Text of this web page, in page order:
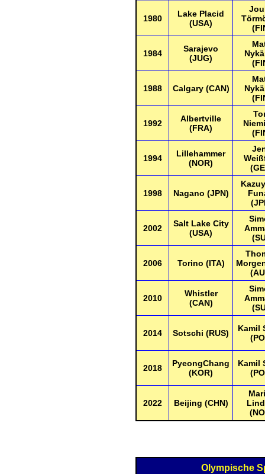
1980
Lake Placid
(USA)
1984
Sarajevo
(JUG)
1988 Calgary (CAN)
1992
Albertville
(FRA)
1994
Lillehammer
(NOR)
1998 Nagano (JPN)
2002
Salt Lake City
(USA)
2006 Torino (ITA)
2010
Whistler
(CAN)
2014 Sotschi (RUS)
Kamil
2018
PyeongChang
(KOR)
Kamil
2022 Beijing (CHN)
Olympische